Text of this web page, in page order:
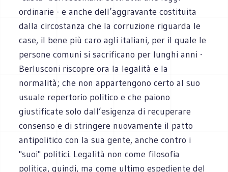
ordinarie - e anche dell’aggravante costituita
dalla circostanza che la corruzione riguarda le
case, il bene più caro agli italiani, per il quale le
persone comuni si sacrificano per lunghi anni -
Berlusconi riscopre ora la legalità e la
normalità; che non appartengono certo al suo
usuale repertorio politico e che paiono
giustificate solo dall’esigenza di recuperare
consenso e di stringere nuovamente il patto
antipolitico con la sua gente, anche contro i
"suoi" politici. Legalità non come filosofia
politica, quindi, ma come ultimo espediente del